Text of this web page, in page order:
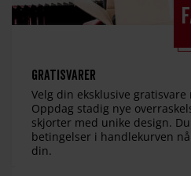
Gratisvarer
Velg din eksklusive
Oppdag stadig nye
skjorter med unike design.
betingelser i handlekurven
din.